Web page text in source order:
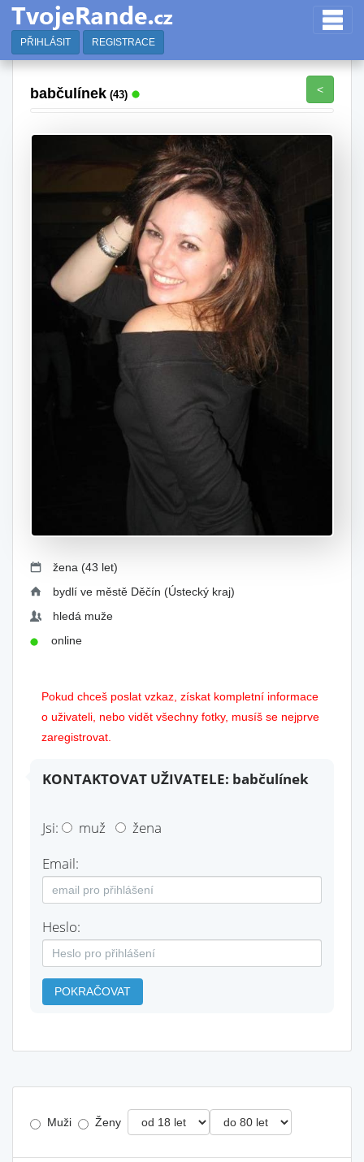
PŘIHLÁSIT REGISTRACE
babčulínek (43) <
žena (43 let)
bydlí ve městě Děčín (Ústecký kraj)
hledá muže
online
Pokud chceš poslat vzkaz, získat kompletní informace
o uživateli, nebo vidět všechny fotky, musíš se nejprve
zaregistrovat.
KONTAKTOVAT UŽIVATELE: babčulínek
Jsi: muž
žena
Email:
Heslo:
POKRAČOVAT
Muži Ženy